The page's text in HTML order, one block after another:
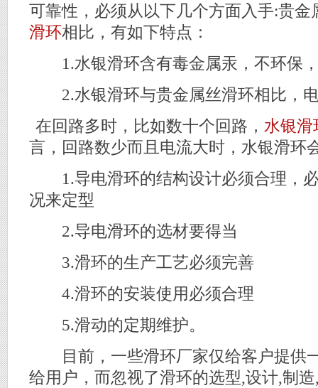
可靠性，必须从以下几个方面入手:贵金
滑环相比，有如下特点：
1.水银滑环含有毒金属汞，不环保
2.水银滑环与贵金属丝滑环相比，
在回路多时，比如数十个回路， 水银滑
言，回路数少而且电流大时，水银滑环
1.导电滑环的结构设计必须合理，
况来定型
2.导电滑环的选材要得当
3.滑环的生产工艺必须完善
4.滑环的安装使用必须合理
5.滑动的定期维护。
目前，一些滑环厂家仅给客户提供
给用户，而忽视了滑环的选型,设计,制